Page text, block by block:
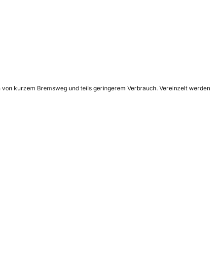
kurzem Bremsweg und teils geringerem Verbrauch. Vereinzelt werden